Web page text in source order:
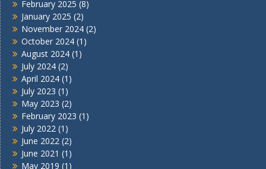
February 2025 (8)
January 2025 (2)
November 2024 (2)
October 2024 (1)
August 2024 (1)
July 2024 (2)
April 2024 (1)
July 2023 (1)
May 2023 (2)
February 2023 (1)
July 2022 (1)
June 2022 (2)
June 2021 (1)
May 2019 (1)